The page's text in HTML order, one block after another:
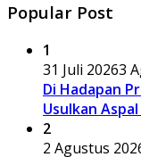
Popular Post
1
31 Juli 20263
Di Hadapan
Usulkan
2
2 Agustus